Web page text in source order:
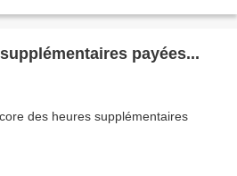
payées...